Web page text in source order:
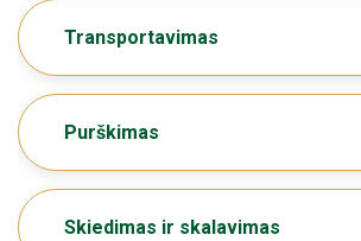
Transportavimas
Purškimas
Skiedimas ir skalavimas